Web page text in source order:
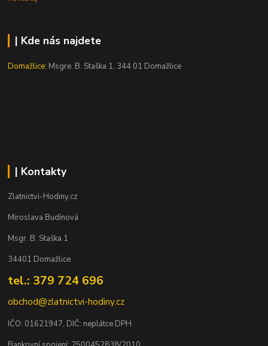
| Kde nás najdete
Domažlice: Msgre. B. Staška 1, 344 01 Domažlice
| Kontakty
Zlatnictvi-Hodiny.cz
Miroslava Budínová
Msgr. B. Staška 1
34401 Domažlice
tel.: 379 724 696
obchod@zlatnictvi-hodiny.cz
IČO: 01621947, DIČ: neplátce DPH